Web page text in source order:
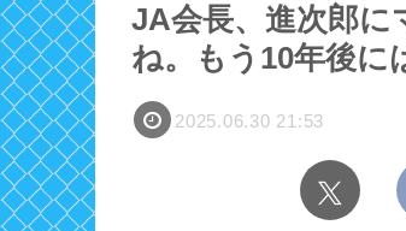
JA会長、進次郎に
ね。もう10年後に
2025.06.30 21:53